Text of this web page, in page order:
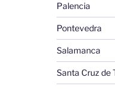
Palencia
Pontevedra
Salamanca
Santa Cruz de